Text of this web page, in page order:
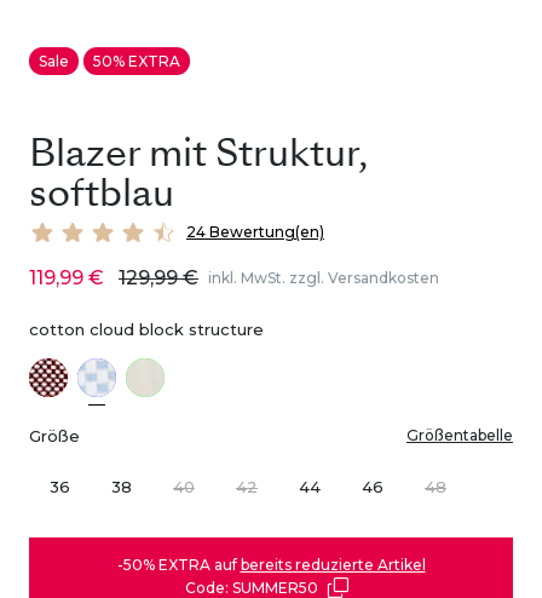
Sale 50% EXTRA
Blazer mit Struktur,
softblau
24 Bewertung(en)
119,99 € 129,99 € inkl. MwSt. zzgl. Versandkosten
cotton cloud block structure
Größe Größentabelle
36 38 40 42 44 46 48
-50% EXTRA auf bereits reduzierte Artikel
Code: SUMMER50